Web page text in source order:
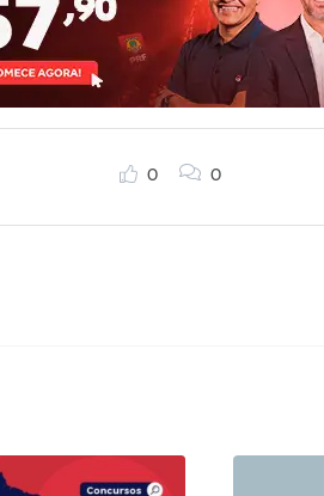
0 0